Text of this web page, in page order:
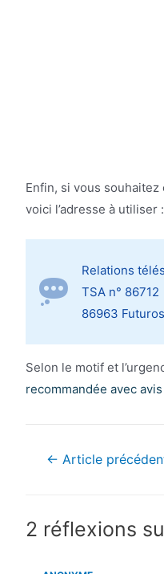
Enfin, si vous
voici l’adresse à utiliser :
Relations
TSA n° 86712
86963
Selon le motif et
recommandée avec
Navigation
← Article
2 réflexions